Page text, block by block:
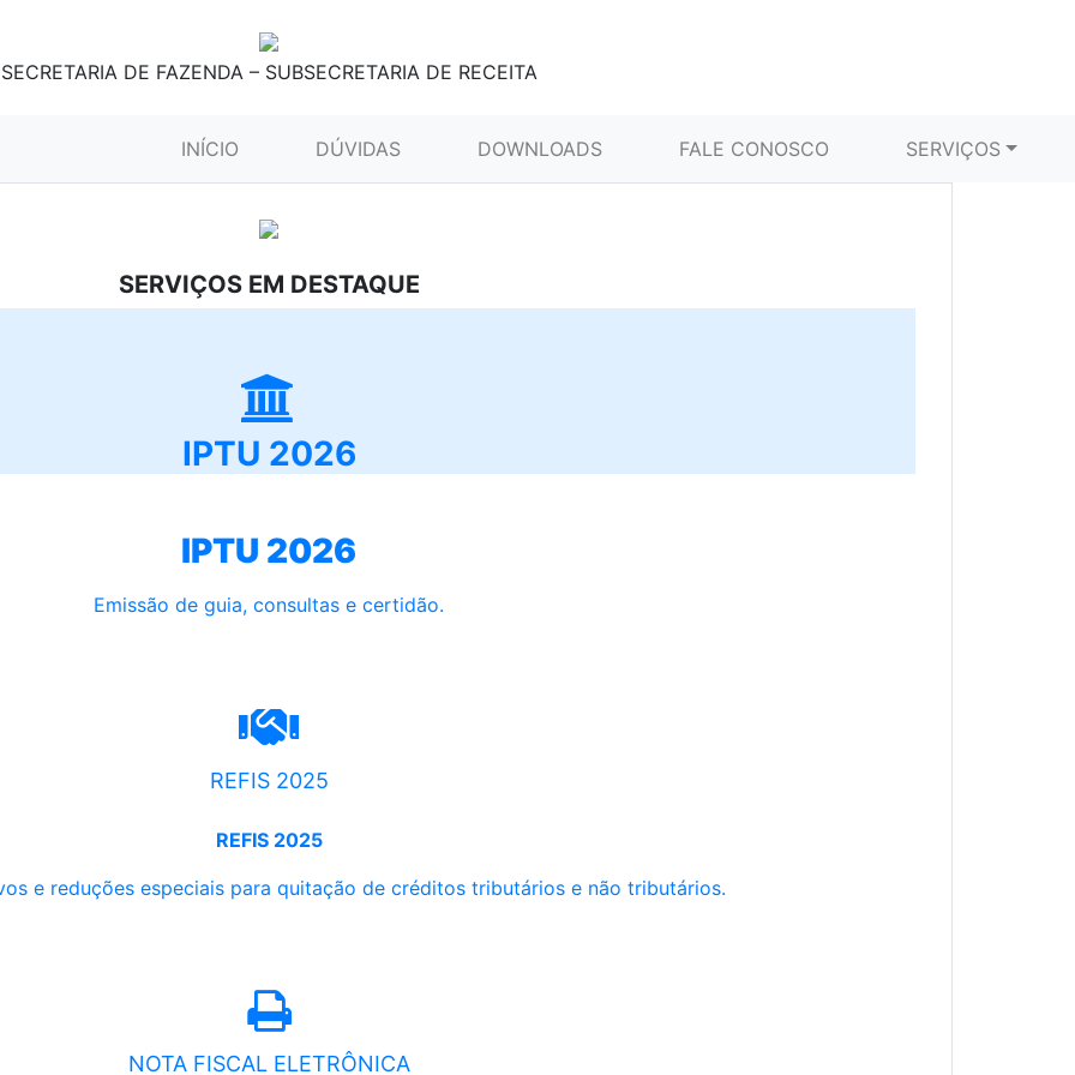
SECRETARIA DE FAZENDA – SUBSECRETARIA DE RECEITA
INÍCIO (CURRENT)DÚVIDAS DOWNLOADS FALE CONOSCO SERVIÇOS
SERVIÇOS EM DESTAQUE
IPTU 2026
IPTU 2026
Emissão de guia, consultas e certidão.
REFIS 2025
REFIS 2025
e reduções especiais para quitação de créditos tributários e não tributários.
NOTA FISCAL ELETRÔNICA